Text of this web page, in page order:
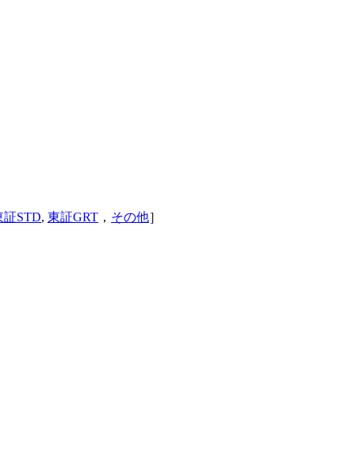
証STD, 東証GRT ， その他］